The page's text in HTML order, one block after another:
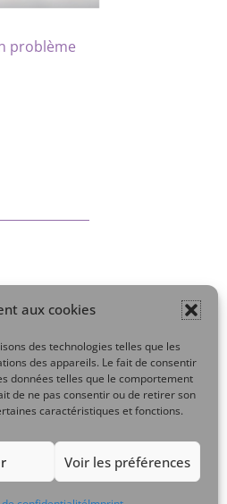
aux cookies
des technologies telles que les
des appareils. Le fait de consentir
données telles que le comportement
de ne pas consentir ou de retirer son
caractéristiques et fonctions.
Voir les préférences
problème
Mon compte